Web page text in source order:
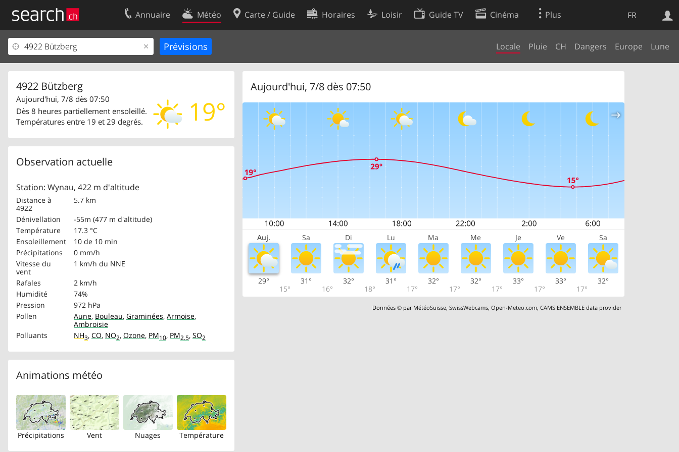
FR
Annuaire Météo Carte / Guide Horaires Loisir Guide TV Cinéma Plus
Locale Pluie CH Dangers Europe Lune
4922 Bützberg
19°
Aujourd'hui, 7/8 dès 07:50
Dès 8 heures partiellement ensoleillé.
Températures entre 19 et 29 degrés.
Observation actuelle
Station: Wynau, 422 m d'altitude
Distance à
4922
5.7 km
Dénivellation
-55m (477 m d'altitude)
Température
17.3 °C
Ensoleillement
10 de 10 min
Précipitations
0 mm/h
Vitesse du
vent
1 km/h du NNE
Rafales
2 km/h
Humidité
74%
Pression
972 hPa
Pollen
Aune, Bouleau, Graminées, Armoise,
Ambroisie
Polluants
NH3, CO, NO2, Ozone, PM10, PM2.5, SO2
Animations météo
Précipitations Vent Nuages Température
Aujourd'hui, 7/8 dès 07:50
Auj. Sa Di Lu Ma Me Je Ve Sa
29°
15°
31°
16°
32°
18°
31°
17°
32°
17°
32°
17°
33°
17°
33°
17°
32°
Données © par MétéoSuisse,SwissWebcams,Open-Meteo.com,CAMS ENSEMBLE data provider
Web
Votre inscription
Centre clients
Mentions Légales
Contact
Conditions d’utilisation
Préférences de cookies